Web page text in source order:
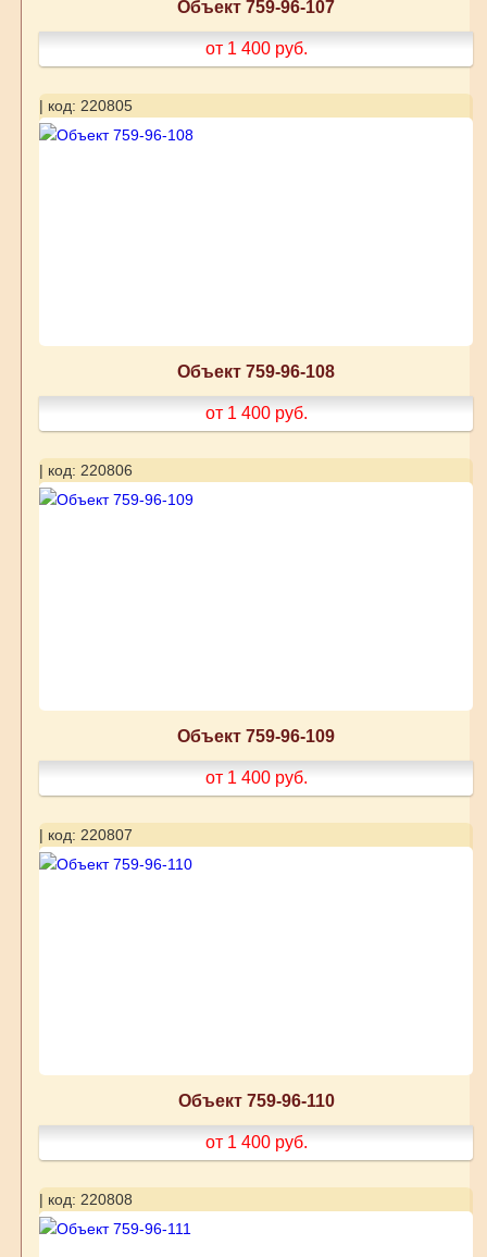
Объект 759-96-107
от 1 400 руб.
| код: 220805
Объект 759-96-108
от 1 400 руб.
| код: 220806
Объект 759-96-109
от 1 400 руб.
| код: 220807
Объект 759-96-110
от 1 400 руб.
| код: 220808